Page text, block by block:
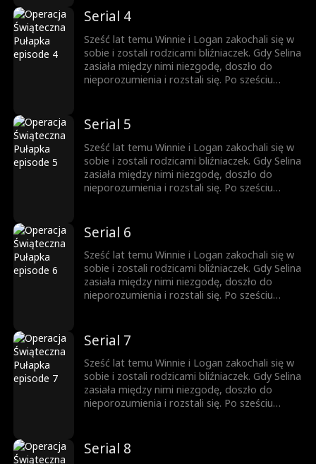
jaw.
Serial 4
Sześć lat temu Winnie i Logan zakochali się w
sobie i zostali rodzicami bliźniaczek. Gdy Selina
zasiała między nimi niezgodę, doszło do
nieporozumienia i rozstali się. Po sześciu
jaw.
Serial 5
Sześć lat temu Winnie i Logan zakochali się w
sobie i zostali rodzicami bliźniaczek. Gdy Selina
zasiała między nimi niezgodę, doszło do
nieporozumienia i rozstali się. Po sześciu
jaw.
Serial 6
Sześć lat temu Winnie i Logan zakochali się w
sobie i zostali rodzicami bliźniaczek. Gdy Selina
zasiała między nimi niezgodę, doszło do
nieporozumienia i rozstali się. Po sześciu
jaw.
Serial 7
Sześć lat temu Winnie i Logan zakochali się w
sobie i zostali rodzicami bliźniaczek. Gdy Selina
zasiała między nimi niezgodę, doszło do
nieporozumienia i rozstali się. Po sześciu
jaw.
Serial 8